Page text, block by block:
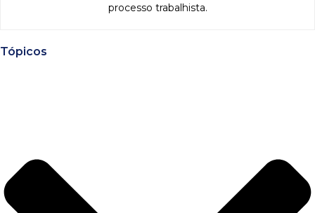
processo trabalhista.
Tópicos